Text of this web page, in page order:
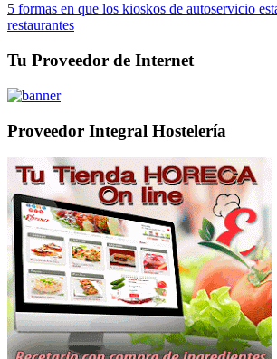
5 formas en que los kioskos de autoservicio
restaurantes
Tu Proveedor de Internet
Proveedor Integral Hostelería